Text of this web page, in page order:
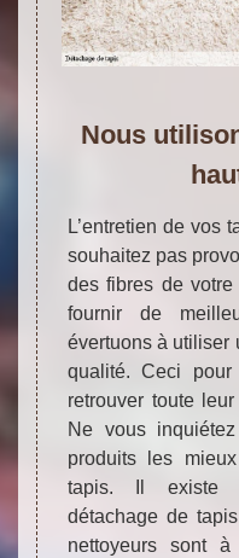
Nous
L’entretien de vos
souhaitez pas
des fibres de
fournir de
évertuons à utiliser
qualité. Ceci
retrouver toute
Ne vous
produits les
tapis. Il existe
détachage de
nettoyeurs sont